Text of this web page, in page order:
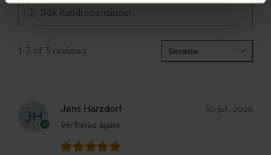
1-3 of 3 reviews
Jens Harzdorf
Verifierad ägare
30 juli, 2026